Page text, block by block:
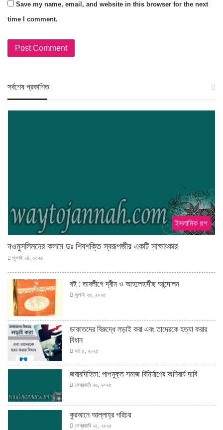
Save my name, email, and website in this browser for the next
time I comment.
স‍র্বশেষ প্রকাশিত
ইসলামিক গল্প
নওমুসলিমদের কলমে ডঃ শিবশক্তি স্বরূপজীর একটি সাক্ষাৎকার
জুলাই ২৪, ২০২৫
বই : তাবলীগে দ্বীন ও আহলেহাদীছ আন্দোলন
জুলাই ২৩, ২০২৫
ডাকাতদের বিরুদ্ধে লড়াই করা এবং তাদেরকে হত্যা করার
বিধান
মার্চ ৫, ২০২৫
জবাবদিহিতা: পাপমুক্ত সমাজ বিনির্মাণের অনিবার্য দাবি
ফেব্রুয়ারি ২৬, ২০২৫
কুরআনে আল্লাহ্‌র পরিচয়
ফেব্রুয়ারি ২৫, ২০২৫